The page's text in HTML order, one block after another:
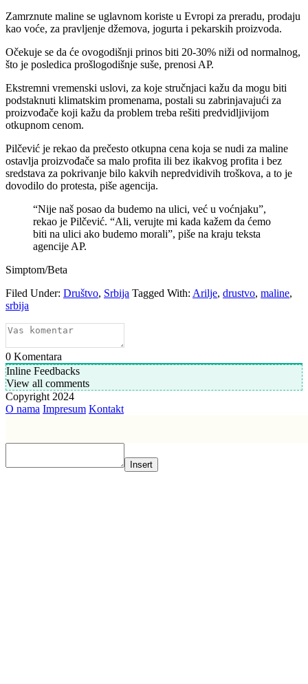
Zamrznute maline se uglavnom koriste u Evropi za preradu, prodaju
kao voće, za pravljenje džemova, jogurta i pekarskih proizvoda.
Očekuje se da će ovogodišnji prinos biti 20-30% niži od normalnog,
što je posledica prošlogodišnje suše, prenosi AP.
Ekstremni vremenski uslovi, za koje stručnjaci kažu da mogu biti
podstaknuti klimatskim promenama, postali su zabrinjavajući za
proizvođače koji kažu da problem treba rešiti predvidljivijom
otkupnom cenom.
Pilčević je rekao da prečesto otkupna cena koja se nudi za maline
ostavlja proizvođače sa malo profita ili bez ikakvog profita i bez
sredstava za pokrivanje bilo kakvih nepredvidivih troškova, a to je
dovodilo do protesta, piše agencija.
“Nije naš posao da budemo na ulici, već u voćnjaku”,
rekao je Pilčević. “Ali, verujte mi kada kažem da ćemo
biti na ulici ako budemo morali”, piše na kraju teksta
agencije AP.
Simptom/Beta
Filed Under: Društvo, Srbija Tagged With: Arilje, drustvo, maline,
srbija
0 Komentara
Inline Feedbacks
View all comments
Copyright 2024
O nama Impresum Kontakt
Insert